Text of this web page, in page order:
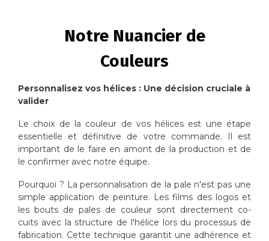
Notre Nuancier de
Couleurs
Personnalisez vos hélices : Une décision cruciale à
valider
Le choix de la couleur de vos hélices est une étape
essentielle et définitive de votre commande. Il est
important de le faire en amont de la production et de
le confirmer avec notre équipe.
Pourquoi ? La personnalisation de la pale n'est pas une
simple application de peinture. Les films des logos et
les bouts de pales de couleur sont directement co-
cuits avec la structure de l'hélice lors du processus de
fabrication. Cette technique garantit une adhérence et